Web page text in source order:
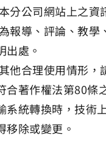
分公司網站上之資
報導、評論、教學
出處。
他合理使用情形，
合著作權法第80條
系統轉換時，技術
移除或變更。